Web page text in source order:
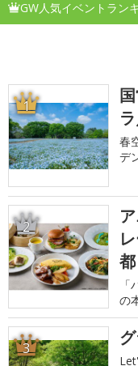
GW人気イベントラン
1
春
デ
2
都
の
3